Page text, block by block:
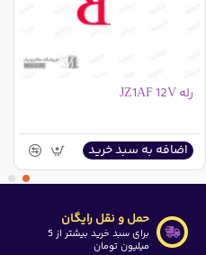
رله JZ1AF 12V
اضافه به سبد خرید
حمل و نقل رایگان
برای سبد خرید بیشتر از 5
میلیون تومان